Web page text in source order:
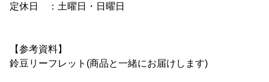
定休日 ：土曜日・日曜日
【参考資料】
鈴豆リーフレット(商品と一緒にお届けします)